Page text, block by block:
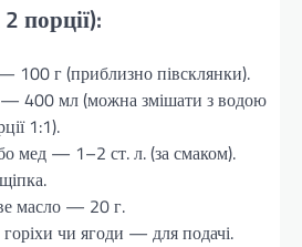
порції):
г (приблизно півсклянки).
400 мл (можна змішати з водою
1:1).
мед — 1–2 ст. л. (за смаком).
масло — 20 г.
чи ягоди — для подачі.